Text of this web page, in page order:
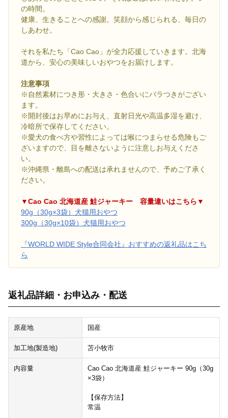
の時間。
健康、生きることへの感謝。笑顔から感じられる、毎日の
しあわせ。
それを私たち「Cao Cao」が全力応援していきます。北海
道から、安心の美味しいおやつをお届けします。
注意事項
※自然素材につき形・大きさ・色合いにバラつきがござい
ます。
※開封後はお早めにお与え、直射日光や高温多湿を避け、
冷暗所で保存してください。
※愛犬の食べ方や習性によっては喉につまらせる危険もご
ざいますので、目を離さないように注意しお与えくださ
い。
※沖縄県・離島への配送は承れませんので、予めご了承く
ださい。
▼Cao Cao 北海道産 鮭ジャーキー 容量違いはこちら▼
90g（30g×3袋）犬猫用おやつ
300g（30g×10袋）犬猫用おやつ
『WORLD WIDE Style合同会社』おすすめの返礼品はこち
ら
返礼品詳細・お申込み・配送
原産地 国産
加工地(製造地) 苫小牧市
内容量
Cao Cao 北海道産 鮭ジャーキー 90g（30g
×3袋）
【保存方法】
常温